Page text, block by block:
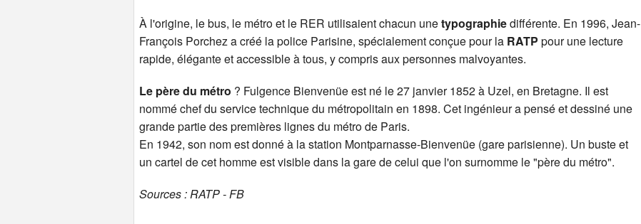
À l'origine, le bus, le métro et le RER utilisaient chacun unetypographiedifférente. En 1996, Jean-
François Porchez a créé la police Parisine, spécialement conçue pour la RATP pour une lecture
rapide, élégante et accessible à tous, y compris aux personnes malvoyantes.
Le père du métro ? Fulgence Bienvenüe est né le 27 janvier 1852 à Uzel, en Bretagne. Il est
nommé chef du service technique du métropolitain en 1898. Cet ingénieur a pensé et dessiné une
grande partie des premières lignes du métro de Paris.
En 1942, son nom est donné à la station Montparnasse-Bienvenüe (gare parisienne). Un buste et
un cartel de cet homme est visible dans la gare de celui que l'on surnomme le "père du métro".
Sources : RATP - FB